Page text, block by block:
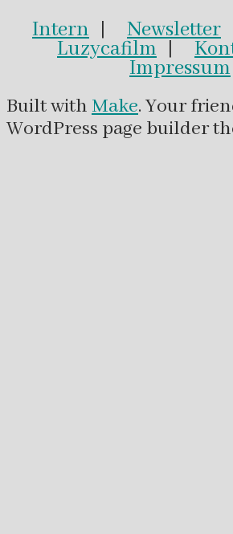
Intern | Newsletter
Luzycafilm |
Impressum
Built with Make. Your
WordPress page builder